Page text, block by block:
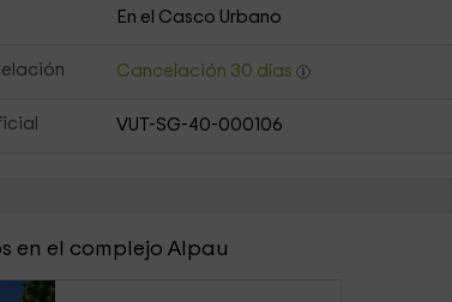
En el Casco Urbano
Cancelación 30 días
VUT-SG-40-000106
en el complejo Alpau